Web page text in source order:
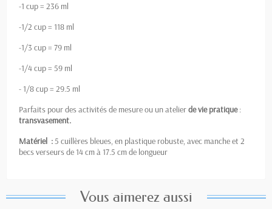
-1 cup = 236 ml
-1/2 cup = 118 ml
-1/3 cup = 79 ml
-1/4 cup = 59 ml
- 1/8 cup = 29.5 ml
Parfaits pour des activités de mesure ou un atelierde vie pratique:
transvasement.
Matériel :5 cuillères bleues, en plastique robuste, avec manche et 2
becs verseurs de 14 cm à 17.5 cm de longueur
Vous aimerez aussi